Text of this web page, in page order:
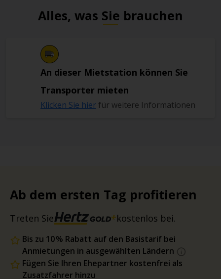
Alles, was Sie brauchen
An dieser Mietstation können Sie
Transporter mieten
Klicken Sie hier für weitere Informationen
Ab dem ersten Tag profitieren
Treten Sie kostenlos bei.
Bis zu 10 % Rabatt auf den Basistarif bei
Anmietungen in ausgewählten Ländern
Fügen Sie Ihren Ehepartner kostenfrei als
Zusatzfahrer hinzu